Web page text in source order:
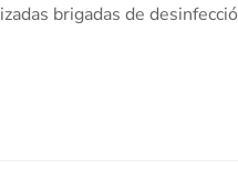
brigadas de